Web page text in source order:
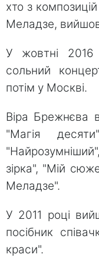
хто з
Меладзе,
У жовтні 2016
сольний
потім у Москві.
Віра Брежнєва
"Магія
зірка", "Мій
Меладзе".
У 2011 році
посібник
краси".